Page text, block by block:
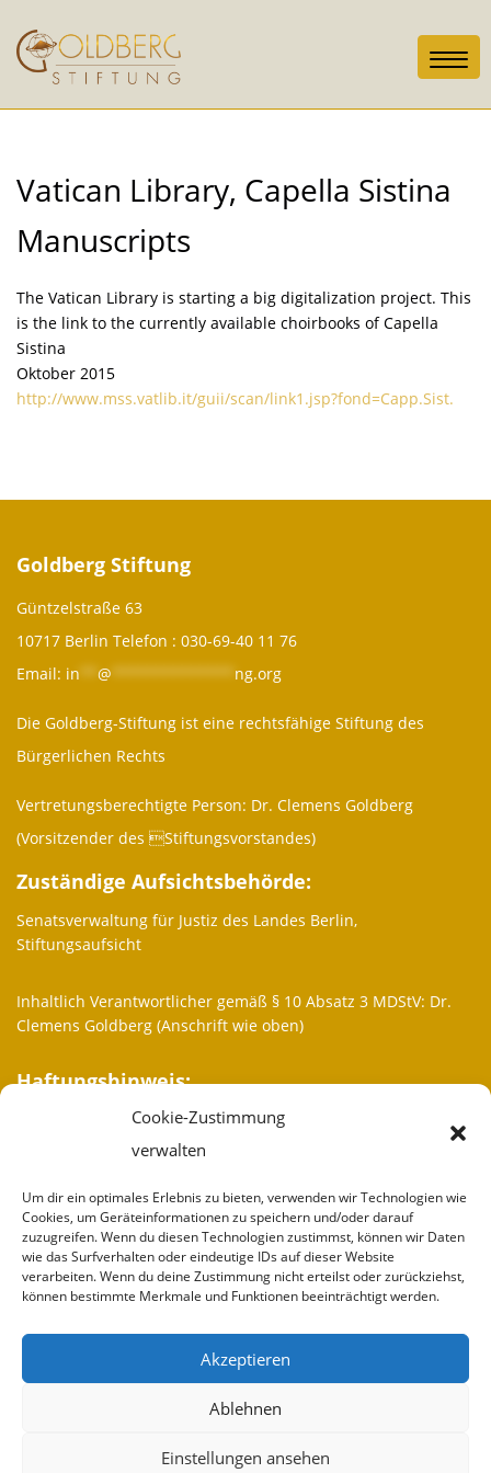
Cookie-Zustimmung
verwalten
Um dir ein optimales Erlebnis zu bieten, verwenden wir Technologien wie
Cookies, um Geräteinformationen zu speichern und/oder darauf
zuzugreifen. Wenn du diesen Technologien zustimmst, können wir Daten
wie das Surfverhalten oder eindeutige IDs auf dieser Website
verarbeiten. Wenn du deine Zustimmung nicht erteilst oder zurückziehst,
können bestimmte Merkmale und Funktionen beeinträchtigt werden.
Akzeptieren
Ablehnen
Einstellungen ansehen
Vatican Library, Capella Sistina
Manuscripts
The Vatican Library is starting a big digitalization project. This
is the link to the currently available choirbooks of Capella
Sistina
Oktober 2015
http://www.mss.vatlib.it/guii/scan/link1.jsp?fond=Capp.Sist.
Goldberg Stiftung
Güntzelstraße 63
10717 Berlin Telefon : 030-69-40 11 76
Email: in @ ************** ng.org
Die Goldberg-Stiftung ist eine rechtsfähige Stiftung des
Bürgerlichen Rechts
Vertretungsberechtigte Person: Dr. Clemens Goldberg
(Vorsitzender des Stiftungsvorstandes)
Zuständige Aufsichtsbehörde:
Senatsverwaltung für Justiz des Landes Berlin,
Stiftungsaufsicht
Inhaltlich Verantwortlicher gemäß § 10 Absatz 3 MDStV: Dr.
Clemens Goldberg (Anschrift wie oben)
Haftungshinweis:
Trotz sorgfältiger inhaltlicher Kontrolle übernehmen wir keine
Haftung für die Inhalte externer Links. Für den Inhalt der
verantwortlich.
Weitere Informationen
Wir sind
Partner
Spenden